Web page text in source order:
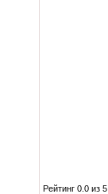
Рейтинг 0.0 из 5